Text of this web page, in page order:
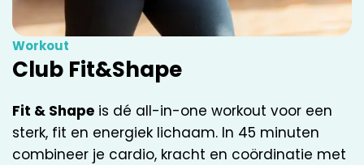
Workout
Club Fit&Shape
Fit & Shape is dé all-in-one workout voor een
sterk, fit en energiek lichaam. In 45 minuten
combineer je cardio, kracht en coördinatie met